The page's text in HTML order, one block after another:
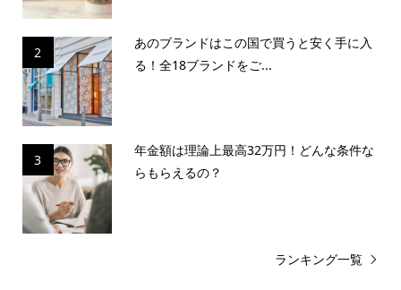
2
あのブランドはこの国で買うと安く手に入
る！全18ブランドをご...
3
年金額は理論上最高32万円！どんな条件な
らもらえるの？
ランキング一覧